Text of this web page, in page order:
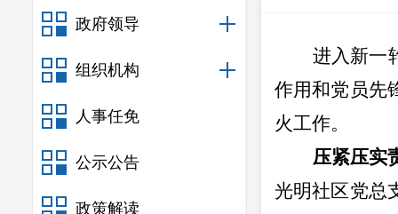
政府领导
组织机构
人事任免
公示公告
政策解读
进入新一
作用和党员先
火工作。
压紧压实
光明社区党总